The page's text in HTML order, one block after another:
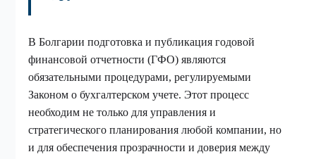
В Болгарии подготовка и публикация годовой
финансовой отчетности (ГФО) являются
обязательными процедурами, регулируемыми
Законом о бухгалтерском учете. Этот процесс
необходим не только для управления и
стратегического планирования любой компании, но
и для обеспечения прозрачности и доверия между